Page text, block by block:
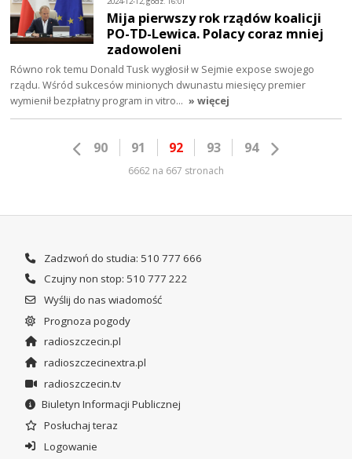
Mija pierwszy rok rządów koalicji
PO-TD-Lewica. Polacy coraz mniej
zadowoleni
Równo rok temu Donald Tusk wygłosił w Sejmie expose swojego
rządu. Wśród sukcesów minionych dwunastu miesięcy premier
wymienił bezpłatny program in vitro… » więcej
90 91 92 93 94
6662 na 667 stronach
Zadzwoń do studia: 510 777 666
Czujny non stop: 510 777 222
Wyślij do nas wiadomość
Prognoza pogody
radioszczecin.pl
radioszczecinextra.pl
radioszczecin.tv
Biuletyn Informacji Publicznej
Posłuchaj teraz
Logowanie